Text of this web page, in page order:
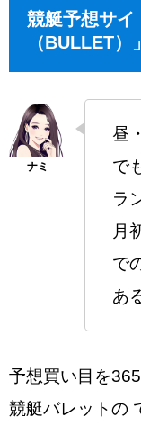
競艇予想サイ
（BULLET）
昼
で
ラ
月
で
あ
予想買い目を
競艇バレットの